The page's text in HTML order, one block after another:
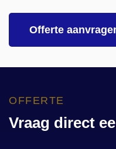
Offerte
OFFERTE
Vraag direct